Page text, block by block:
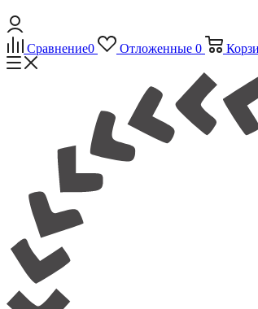
Сравнение0 Отложенные 0